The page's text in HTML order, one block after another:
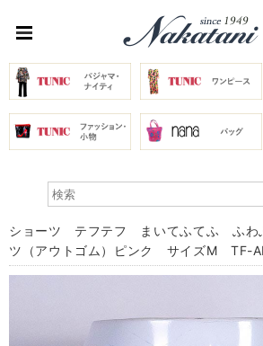
ショーツ テフテフ まいてふてふ ふわ
ツ（アウトゴム）ピンク サイズM TF-